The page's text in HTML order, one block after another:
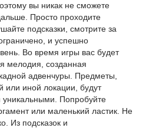
вы никак не сможете
Просто проходите
подсказки, смотрите за
и успешно
Во время игры вас будет
мелодия, созданная
адвенчуры. Предметы,
или иной локации, будут
Попробуйте
или маленький ластик. Не
Из подсказок и